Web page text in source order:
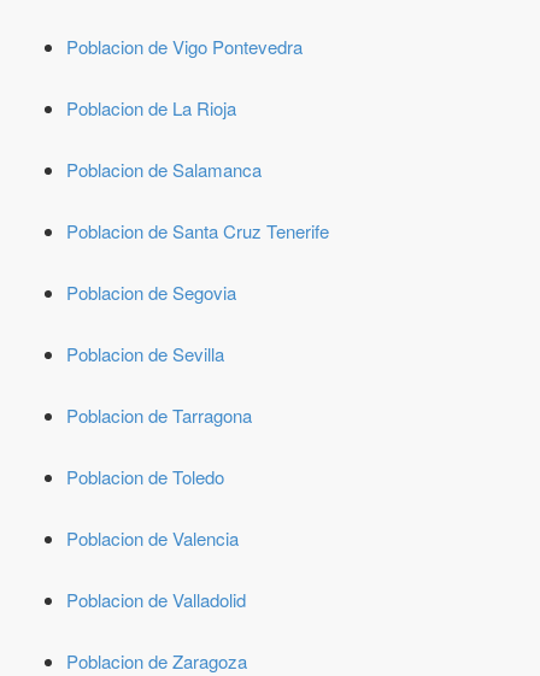
Poblacion de Vigo Pontevedra
Poblacion de La Rioja
Poblacion de Salamanca
Poblacion de Santa Cruz Tenerife
Poblacion de Segovia
Poblacion de Sevilla
Poblacion de Tarragona
Poblacion de Toledo
Poblacion de Valencia
Poblacion de Valladolid
Poblacion de Zaragoza